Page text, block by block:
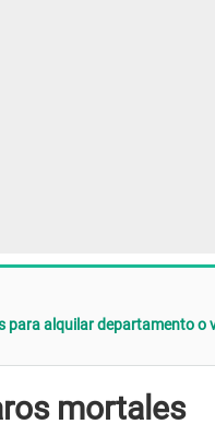
para alquilar departamento o
mortales